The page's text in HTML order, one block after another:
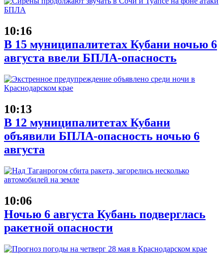
10:16
В 15 муниципалитетах Кубани ночью 6
августа ввели БПЛА-опасность
10:13
В 12 муниципалитетах Кубани
объявили БПЛА-опасность ночью 6
августа
10:06
Ночью 6 августа Кубань подверглась
ракетной опасности